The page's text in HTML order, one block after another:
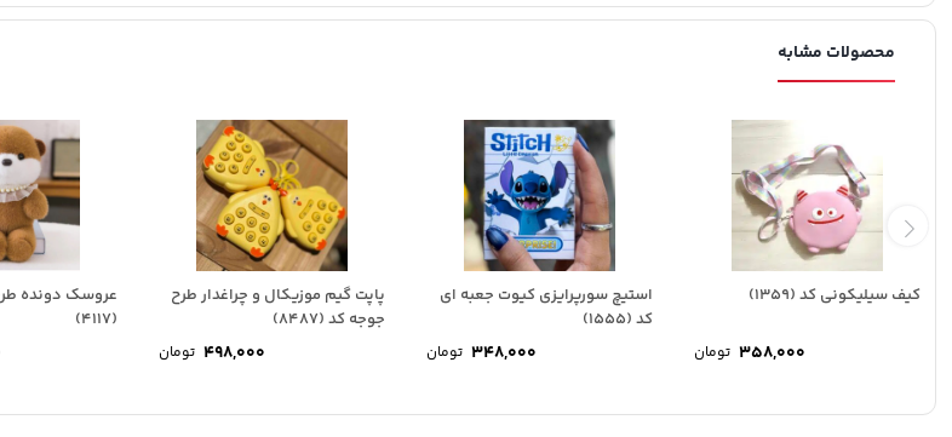
محصولات مشابه
کیف سیلیکونی کد (1359)
358,000 تومان
استیچ سورپرایزی کیوت جعبه ای
کد (1555)
348,000 تومان
پاپت گیم موزیکال و چراغدار طرح
جوجه کد (8487)
498,000 تومان
عروسک دونده
(4117)